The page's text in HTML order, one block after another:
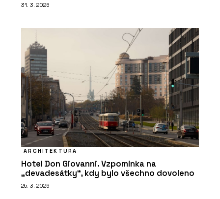
31. 3. 2026
ARCHITEKTURA
Hotel Don Giovanni. Vzpomínka na
„devadesátky“, kdy bylo všechno dovoleno
25. 3. 2026